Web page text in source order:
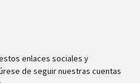
enlaces sociales y
de seguir nuestras cuentas